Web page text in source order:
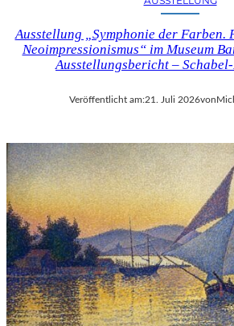
Ausstellung „Symphonie der Farben.
Neoimpressionismus“ im Museum
Ausstellungsbericht –
Veröffentlicht am:21. Juli 2026von